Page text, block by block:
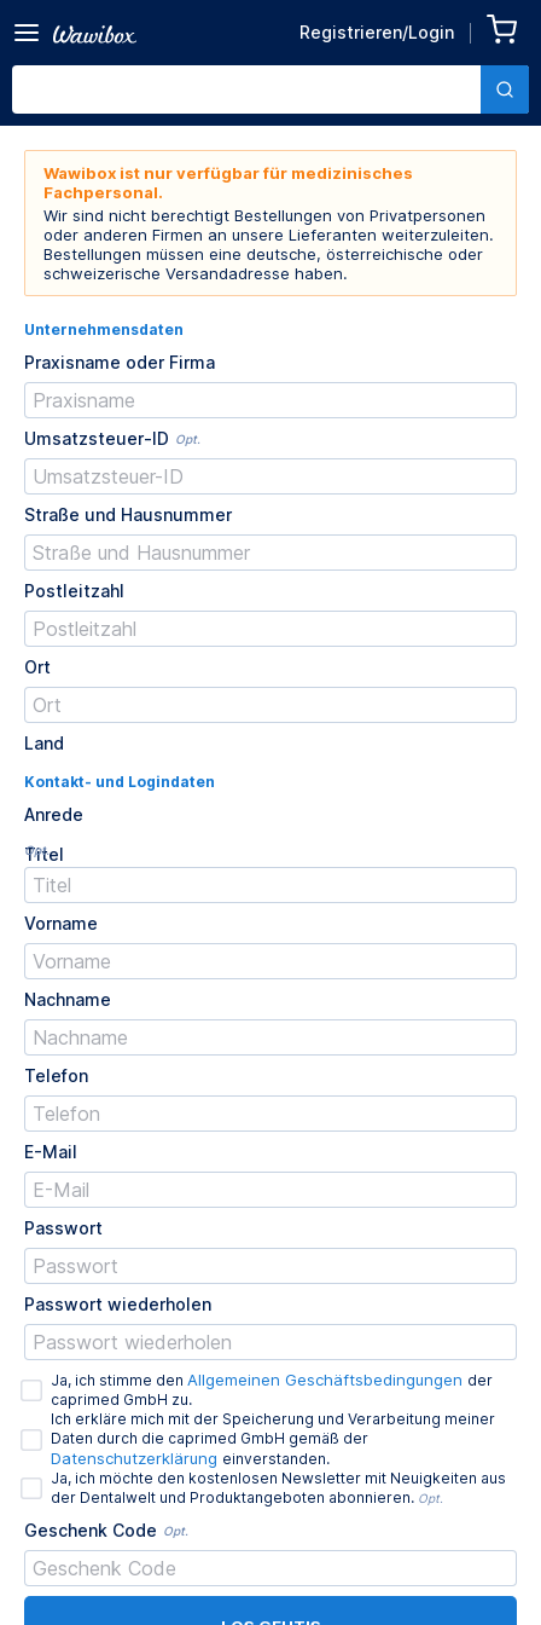
Registrieren/Login
Wawibox ist nur verfügbar für medizinisches
Fachpersonal.
Wir sind nicht berechtigt Bestellungen von Privatpersonen
oder anderen Firmen an unsere Lieferanten weiterzuleiten.
Bestellungen müssen eine deutsche, österreichische oder
schweizerische Versandadresse haben.
Unternehmensdaten
Praxisname oder Firma
Umsatzsteuer-ID Opt.
Straße und Hausnummer
Postleitzahl
Ort
Land
Kontakt- und Logindaten
Anrede
Titel
Opt.
Vorname
Nachname
Telefon
E-Mail
Passwort
Passwort wiederholen
Ja, ich stimme den Allgemeinen Geschäftsbedingungen der
caprimed GmbH zu.
Ich erkläre mich mit der Speicherung und Verarbeitung meiner
Daten durch die caprimed GmbH gemäß der
Datenschutzerklärung einverstanden.
Ja, ich möchte den kostenlosen Newsletter mit Neuigkeiten aus
der Dentalwelt und Produktangeboten abonnieren. Opt.
Geschenk Code Opt.